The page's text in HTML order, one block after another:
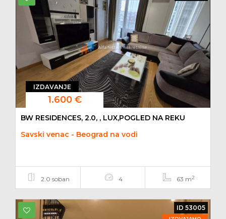
IZDAVANJE
1.600 €
BW RESIDENCES, 2.0, , LUX,POGLED NA REKU
Savski venac - Beograd na vodi
2.0 soban 4 63 m2
ID 53005